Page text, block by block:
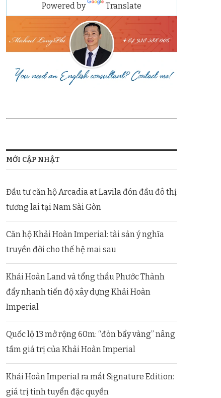
Powered by Translate
MỚI CẬP NHẬT
Đầu tư căn hộ Arcadia at Lavila đón đầu đô thị
tương lai tại Nam Sài Gòn
Căn hộ Khải Hoàn Imperial: tài sản ý nghĩa
truyền đời cho thế hệ mai sau
Khải Hoàn Land và tổng thầu Phước Thành
đẩy nhanh tiến độ xây dựng Khải Hoàn
Imperial
Quốc lộ 13 mở rộng 60m: “đòn bẩy vàng” nâng
tầm giá trị của Khải Hoàn Imperial
Khải Hoàn Imperial ra mắt Signature Edition:
giá trị tinh tuyển đặc quyền